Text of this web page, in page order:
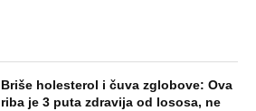
Briše holesterol i čuva zglobove: Ova
riba je 3 puta zdravija od lososa, ne